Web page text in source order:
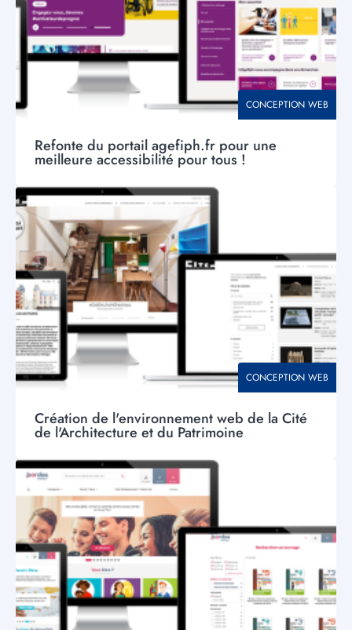
THÉMATIQUE
CONCEPTION WEB
Refonte du portail agefiph.fr pour une
meilleure accessibilité pour tous !
Visuel
principal
THÉMATIQUE
CONCEPTION WEB
Création de l'environnement web de la Cité
de l'Architecture et du Patrimoine
Visuel
principal